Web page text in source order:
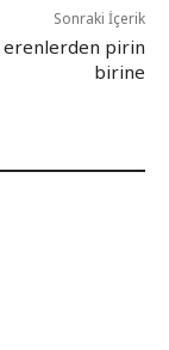
Sonraki İçerik
erenlerden pirin
birine